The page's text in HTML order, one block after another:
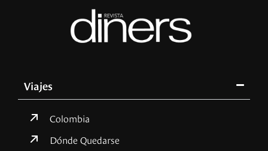
Viajes
Colombia
Dónde Quedarse